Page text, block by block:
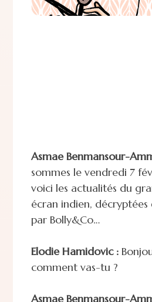
Asmae Benmansour-
sommes le vendredi 7
voici les actualités du
écran indien, décryptées
par Bolly&Co…
Elodie Hamidovic :
comment vas-tu ?
Asmae Benmansour-